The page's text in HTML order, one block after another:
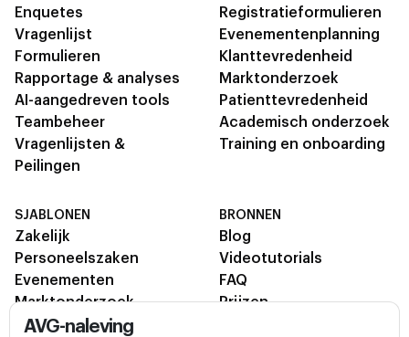
AVG-naleving
Enquetes
Vragenlijst
Formulieren
Rapportage & analyses
AI-aangedreven tools
Teambeheer
Vragenlijsten &
Peilingen
Registratieformulieren
Evenementenplanning
Klanttevredenheid
Marktonderzoek
Patienttevredenheid
Academisch onderzoek
Training en onboarding
SJABLONEN
Zakelijk
Personeelszaken
Evenementen
Marktonderzoek
Klant
BRONNEN
Blog
Videotutorials
FAQ
Prijzen